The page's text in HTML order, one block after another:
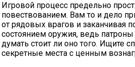
Игровой процесс предельно
повествованием. Вам то и дело
от рядовых врагов и заканчивая
состоянием оружия, ведь
думать стоит ли оно того. Ищите
секретные места с ценным